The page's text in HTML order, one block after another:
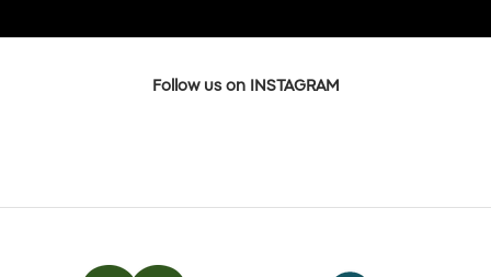
Follow us on INSTAGRAM